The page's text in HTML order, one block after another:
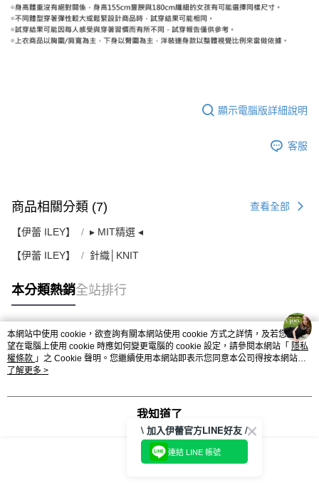
顯示電腦版詳細說明
客服
商品相關分類 (7) 查看全部
【伊蕾 ILEY】 ▸ MIT精選 ◂
【伊蕾 ILEY】 針織│KNIT
本分類熱銷全站排行
熱門標籤
本網站中使用 cookie，欲查詢有關本網站使用 cookie 方式之詳情，及若您不希
望在電腦上使用 cookie 時應如何變更電腦的 cookie 設定，請參閱本網站「 隱私
權條款 」之 Cookie 聲明。您繼續使用本網站即表示您同意本公司得按本網站使
用條款之 Cookie 聲明使用 cookie。
了解更多 >
我知道了
\ 加入伊蕾官方LINE好友 /
連結 LINE 帳號